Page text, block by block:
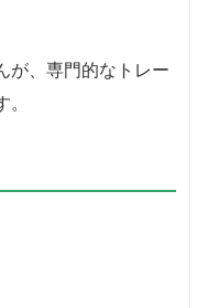
が、専門的なトレー